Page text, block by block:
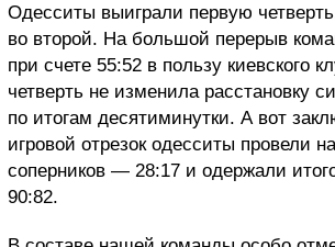
Одесситы выиграли первую
во второй. На большой перерыв
при счете 55:52 в пользу киевского
четверть не изменила расстановку
по итогам десятиминутки. А вот
игровой отрезок одесситы провели
соперников — 28:17 и одержали
90:82.